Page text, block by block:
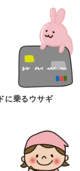
に乗るウサギ